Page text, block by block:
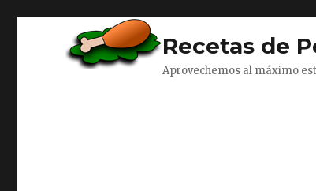
Recetas de
Aprovechemos al máximo